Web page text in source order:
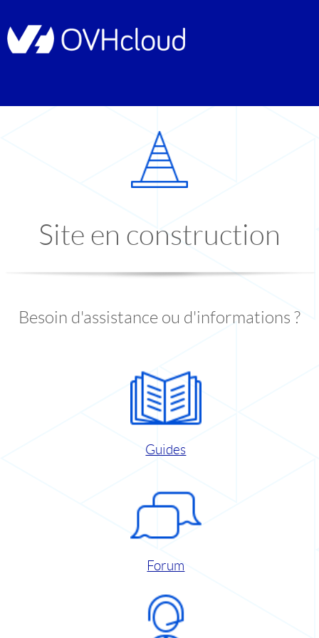
Site en construction
Besoin d'assistance ou d'informations ?
Guides
Forum